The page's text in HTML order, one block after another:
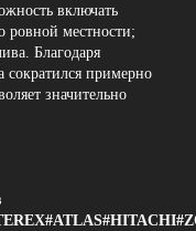
включать
местности;
Благодаря
сократился примерно
значительно